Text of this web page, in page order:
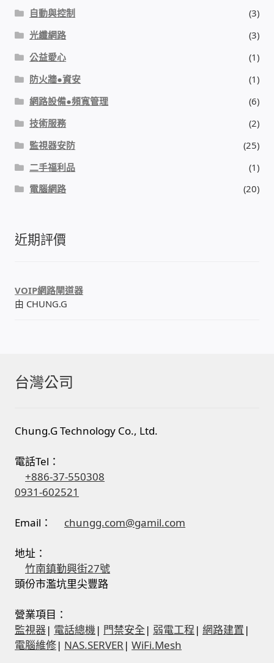
我的帳號
結帳
購物車
退款和退貨政策
自動與控制
(3)
光纖網路
(3)
公益愛心
(1)
防火牆●資安
(1)
網路設備●頻寬管理
(6)
技術服務
(2)
監視器安防
(25)
二手福利品
(1)
電腦網路
(20)
近期評價
VOIP網路閘道器
由 CHUNG.G
台灣公司
Chung.G Technology Co., Ltd.
電話Tel：
+886-37-550308
0931-602521
Email： chungg.com@gamil.com
地址：
竹南鎮勤興街27號
頭份市濫坑里尖豐路
營業項目：
監視器| 電話總機| 門禁安全 | 弱電工程 |網路建置 |
電腦維修| NAS.SERVER |WiFi.Mesh